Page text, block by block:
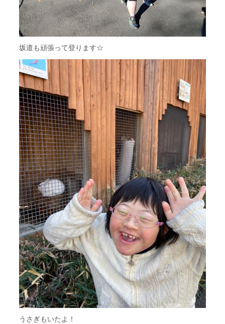
坂道も頑張って登ります☆
うさぎもいたよ！